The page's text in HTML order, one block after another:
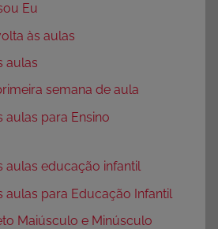
Eu
às aulas
aulas
semana de aula
aulas para Ensino
aulas educação infantil
aulas para Educação Infantil
Maiúsculo e Minúsculo